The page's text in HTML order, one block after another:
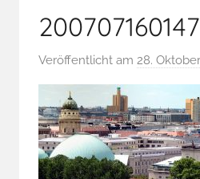
Veröffentlicht am 28.